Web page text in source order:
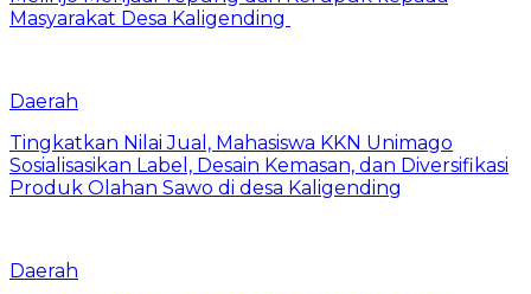
Masyarakat Desa Kaligending
Daerah
Tingkatkan Nilai Jual, Mahasiswa KKN Unimago
Sosialisasikan Label, Desain Kemasan, dan Diversifikasi
Produk Olahan Sawo di desa Kaligending
Daerah